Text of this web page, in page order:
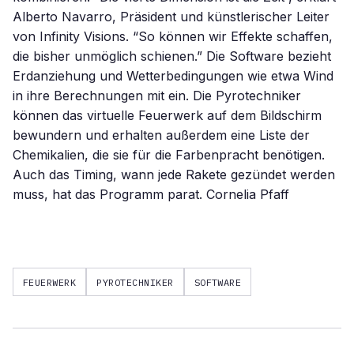
Alberto Navarro, Präsident und künstlerischer Leiter
von Infinity Visions. “So können wir Effekte schaffen,
die bisher unmöglich schienen.” Die Software bezieht
Erdanziehung und Wetterbedingungen wie etwa Wind
in ihre Berechnungen mit ein. Die Pyrotechniker
können das virtuelle Feuerwerk auf dem Bildschirm
bewundern und erhalten außerdem eine Liste der
Chemikalien, die sie für die Farbenpracht benötigen.
Auch das Timing, wann jede Rakete gezündet werden
muss, hat das Programm parat. Cornelia Pfaff
FEUERWERK PYROTECHNIKER SOFTWARE